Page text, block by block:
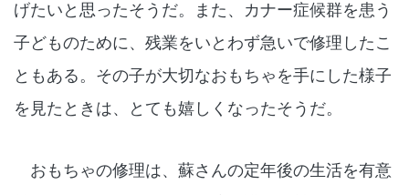
げたいと思ったそうだ。また、カナー症候群を患う
子どものために、残業をいとわず急いで修理したこ
ともある。その子が大切なおもちゃを手にした様子
を見たときは、とても嬉しくなったそうだ。
おもちゃの修理は、蘇さんの定年後の生活を有意